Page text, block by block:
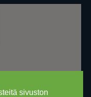
sivuston